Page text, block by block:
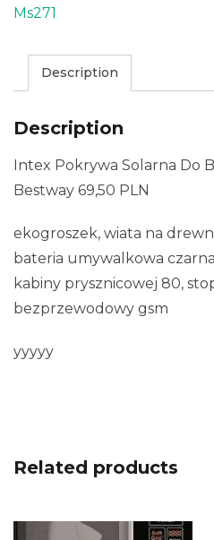
Ms271
Description
Description
Intex Pokrywa Solarna Do
Bestway 69,50 PLN
ekogroszek, wiata na
bateria umywalkowa
kabiny prysznicowej 80,
bezprzewodowy gsm
yyyyy
Related products